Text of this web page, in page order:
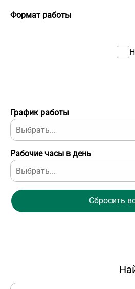
График работы
Рабочие часы в день
Формат работы
Сбросить